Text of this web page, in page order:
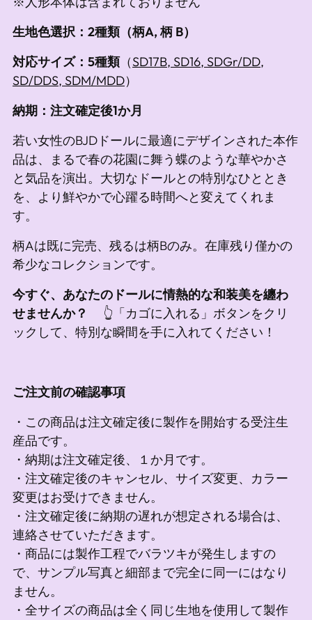
生地色選択：2種類（柄A, 柄 B）
対応サイズ：5種類（SD17B, SD16, SDGr/DD,
SD/DDS, SDM/MDD）
納期：注文確定後1か月
若い女性のBJDドールに最適にデザインされた本作
品は、まるで春の花園に舞う蝶のような華やかさ
と気品を演出。大切なドールとの特別なひととき
を、より鮮やかで心躍る時間へと変えてくれま
す。
柄Aは既に完売、残るは柄Bのみ。在庫残り僅かの
希少なコレクションです。
今すぐ、あなたのドールに情熱的な和装美を纏わ
せませんか？
👆「カゴに入れる」ボタンをクリ
ックして、特別な瞬間を手に入れてください！
ご注文前の確認事項
・この商品は注文確定後に製作を開始する受注生
産品です。
・納期は注文確定後、１か月です。
・注文確定後のキャンセル、サイズ変更、カラー
変更はお受けできません。
・注文確定後に納期の遅れが想定される場合は、
連絡させていただきます。
・商品には製作工程でバラツキが発生しますの
で、サンプル写真と細部まで完全に同一にはなり
ません。
・全サイズの商品は全く同じ生地を使用して製作